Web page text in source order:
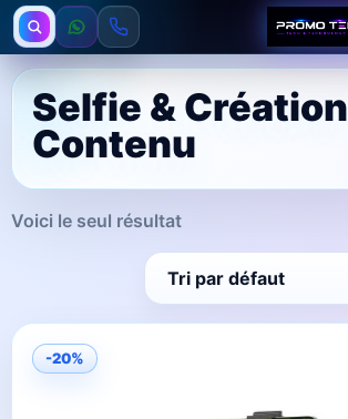
Selfie & Création
Contenu
Voici le seul résultat
-20%